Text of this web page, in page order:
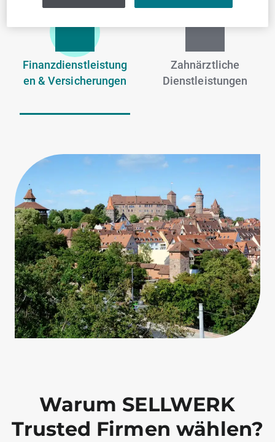
Finanzdienstleistung
en & Versicherungen
Zahnärztliche
Dienstleistungen
Warum SELLWERK
Trusted Firmen wählen?